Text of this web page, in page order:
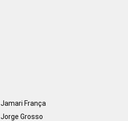
Jamari França
Jorge Grosso